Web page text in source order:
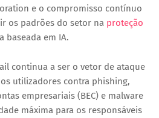
e o compromisso contínuo
os padrões do setor na proteção
baseada em IA.
continua a ser o vetor de ataque
utilizadores contra phishing,
empresariais (BEC) e malware
máxima para os responsáveis